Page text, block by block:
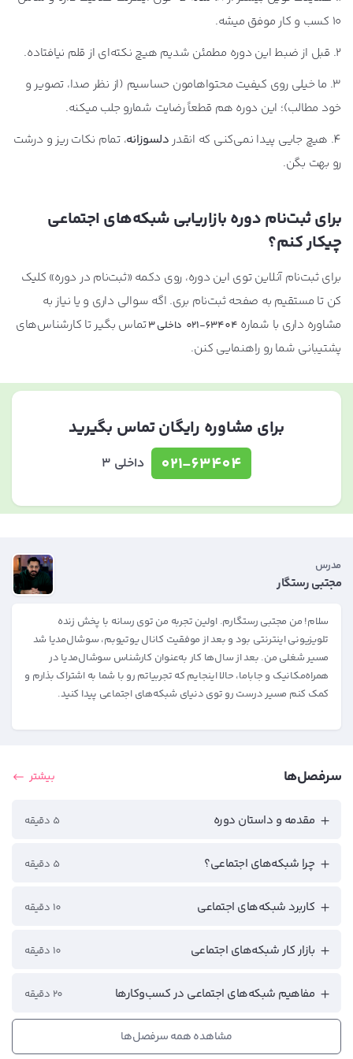
۱۰ کسب و کار موفق میشه.
۲. قبل از ضبط این دوره مطمئن شدیم هیچ نکته‌ای از قلم نیافتاده.
۳. ما خیلی روی کیفیت محتواهامون حساسیم (از نظر صدا، تصویر و
خود مطالب)؛ این دوره هم قطعاً رضایت شمارو جلب میکنه.
4. هیچ جایی پیدا نمی‌کنی که انقدر
دلسوزانه، تمام نکات ریز و درشت
رو بهت بگن.
برای ثبت‌نام دوره بازاریابی شبکه‌های اجتماعی
چیکار کنم؟
برای ثبت‌نام آنلاین توی این دوره، روی دکمه «ثبت‌نام در دوره» کلیک
کن تا مستقیم به صفحه ثبت‌نام بری. اگه سوالی داری و یا نیاز به
مشاوره داری با شماره 63404-021 داخلی 3
تماس بگیر تا کارشنا‌س‌های
پشتیبانی شما رو راهنمایی کنن.
برای مشاوره رایگان تماس بگیرید
021-63404 داخلی 3
مدرس
مجتبی رستگار
سلام! من مجتبی رستگارم. اولین تجربه من توی رسانه با پخش زنده
تلویزیونی اینترنتی بود و بعد از موفقیت کانال یوتیوبم، سوشال‌مدیا شد
مسیر شغلی من. بعد از سال‌ها کار به‌عنوان کارشناس سوشال‌مدیا در
همراه‌مکانیک و جاباما، حالا اینجایم که تجربیاتم رو با شما به اشتراک بذارم و
کمک کنم مسیر درست رو توی دنیای شبکه‌های اجتماعی پیدا کنید.
سرفصل‌ها بیشتر
مقدمه و داستان دوره 5 دقیقه
چرا شبکه‌های اجتماعی؟ 5 دقیقه
کاربرد شبکه‌های اجتماعی 10 دقیقه
بازار کار شبکه‌های اجتماعی‎ 10 دقیقه
مفاهیم شبکه‌های اجتماعی در کسب‌وکارها 20 دقیقه
مشاهده همه سرفصل‌ها